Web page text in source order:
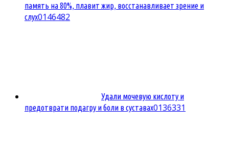
память на 80%, плавит жир, восстанавливает зрение и
слух0146482
Удали мочевую кислоту и
предотврати подагру и боли в суставах0136331